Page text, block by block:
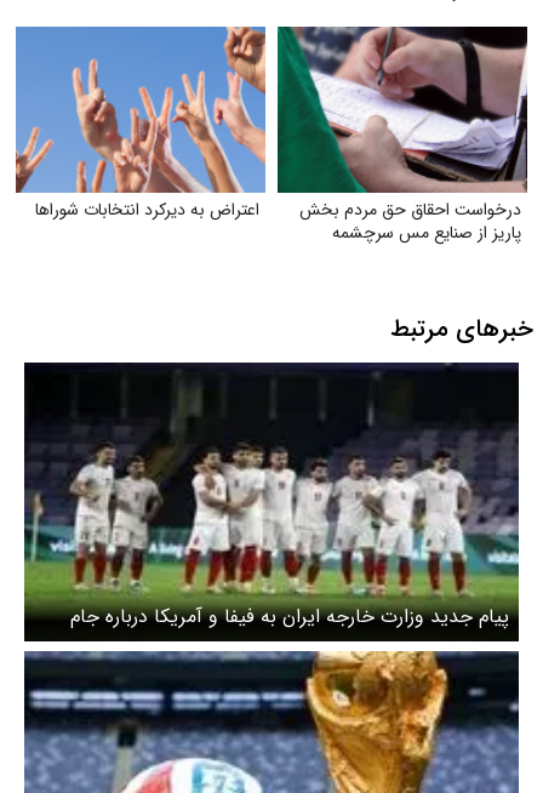
درخواست احقاق حق مردم بخش
پاریز از صنایع مس سرچشمه
اعتراض به دیرکرد انتخابات شوراها
خبرهای مرتبط
پیام جدید وزارت خارجه ایران به فیفا و آمریکا درباره جام
جهانی